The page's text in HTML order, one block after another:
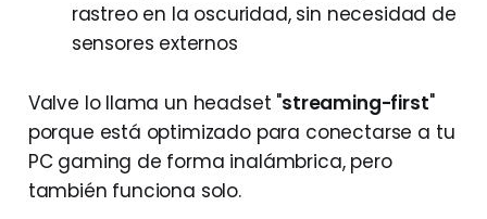
rastreo en la oscuridad, sin necesidad de
sensores externos
Valve lo llama un headset "streaming-first"
porque está optimizado para conectarse a tu
PC gaming de forma inalámbrica, pero
también funciona solo.